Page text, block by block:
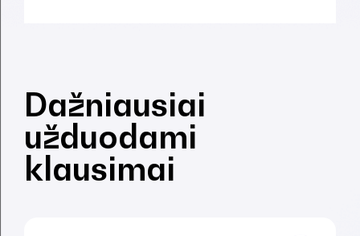
Dažniausiai
užduodami
klausimai